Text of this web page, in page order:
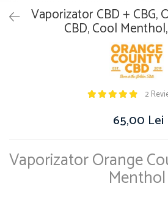
Vaporizator CBD + CBG,
CBD, Cool
2
65,00 Lei
Vaporizator Orange
Menthol